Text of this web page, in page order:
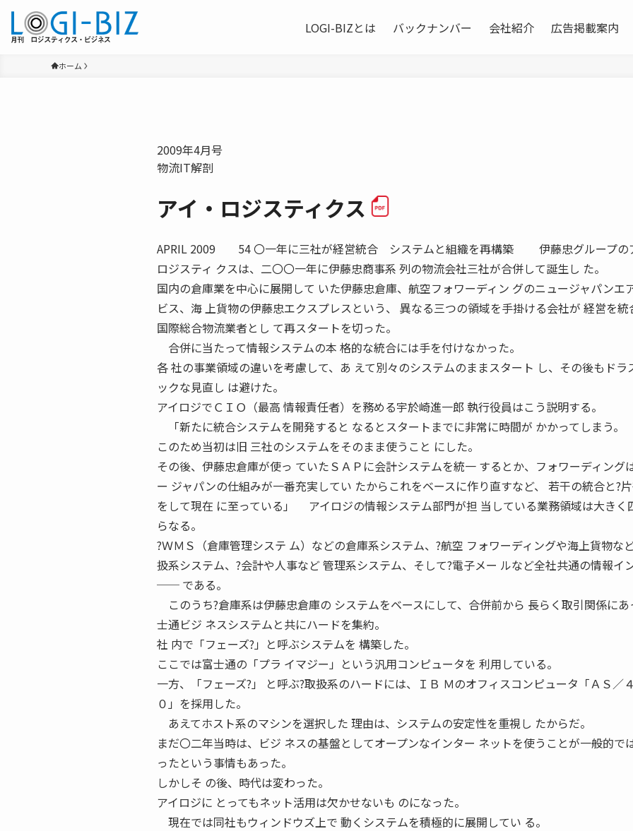
LOGI-BIZとは バックナンバー 会社紹介 広告掲載案内
ホーム
2009年4月号
物流IT解剖
アイ・ロジスティクス
APRIL 2009 54 〇一年に三社が経営統合 システムと組織を再構築 伊藤忠グループの
ロジスティ クスは、二〇〇一年に伊藤忠商事系 列の物流会社三社が合併して誕生し た。
国内の倉庫業を中心に展開して いた伊藤忠倉庫、航空フォワーディン グのニュージャパンエ
ビス、海 上貨物の伊藤忠エクスプレスという、 異なる三つの領域を手掛ける会社が 経営を統
国際総合物流業者とし て再スタートを切った。
合併に当たって情報システムの本 格的な統合には手を付けなかった。
各 社の事業領域の違いを考慮して、あ えて別々のシステムのままスタート し、その後もドラ
ックな見直し は避けた。
アイロジでＣＩＯ（最高 情報責任者）を務める宇於崎進一郎 執行役員はこう説明する。
「新たに統合システムを開発すると なるとスタートまでに非常に時間が かかってしまう。
このため当初は旧 三社のシステムをそのまま使うこと にした。
その後、伊藤忠倉庫が使っ ていたＳＡＰに会計システムを統一 するとか、フォワーディング
ー ジャパンの仕組みが一番充実してい たからこれをベースに作り直すなど、 若干の統合と?
をして現在 に至っている」 アイロジの情報システム部門が担 当している業務領域は大きく
らなる。
?ＷＭＳ（倉庫管理システ ム）などの倉庫系システム、?航空 フォワーディングや海上貨物な
扱系システム、?会計や人事など 管理系システム、そして?電子メー ルなど全社共通の情報イ
── である。
このうち?倉庫系は伊藤忠倉庫の システムをベースにして、合併前から 長らく取引関係にあ
士通ビジ ネスシステムと共にハードを集約。
社 内で「フェーズ?」と呼ぶシステムを 構築した。
ここでは富士通の「プラ イマジー」という汎用コンピュータを 利用している。
一方、「フェーズ?」 と呼ぶ?取扱系のハードには、ＩＢ Ｍのオフィスコンピュータ「ＡＳ／
０」を採用した。
あえてホスト系のマシンを選択した 理由は、システムの安定性を重視し たからだ。
まだ〇二年当時は、ビジ ネスの基盤としてオープンなインター ネットを使うことが一般的で
ったという事情もあった。
しかしそ の後、時代は変わった。
アイロジに とってもネット活用は欠かせないも のになった。
現在では同社もウィンドウズ上で 動くシステムを積極的に展開してい る。